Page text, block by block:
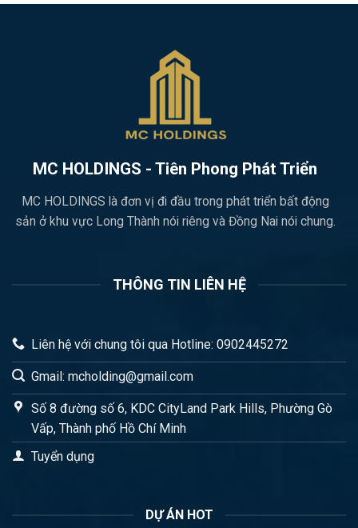
MC HOLDINGS - Tiên Phong Phát Triển
MC HOLDINGS là đơn vị đi đầu trong phát triển bất động
sản ở khu vực Long Thành nói riêng và Đồng Nai nói chung.
THÔNG TIN LIÊN HỆ
Liên hệ với chung tôi qua Hotline: 0902445272
Gmail: mcholding@gmail.com
Số 8 đường số 6, KDC CityLand Park Hills, Phường Gò
Vấp, Thành phố Hồ Chí Minh
Tuyển dụng
DỰ ÁN HOT